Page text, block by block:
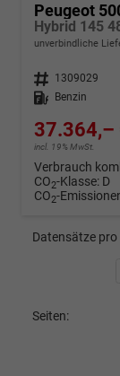
Peugeot
Hybrid 145
unverbindliche
Fahrzeugnr. 1309029
Kraftstoff
Benzin
37.364,–
incl. 19% MwSt.
Verbrauch
CO2-Klasse: D
CO2-
Datensätze pro
Seiten: